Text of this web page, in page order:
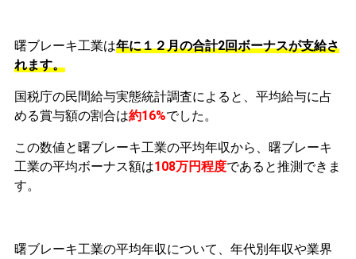
曙ブレーキ工業は年に１２月の合計2回ボーナスが支給さ
れます。
国税庁の民間給与実態統計調査によると、平均給与に占
める賞与額の割合は約16%でした。
この数値と曙ブレーキ工業の平均年収から、曙ブレーキ
工業の平均ボーナス額は108万円程度であると推測できま
す。
曙ブレーキ工業の平均年収について、年代別年収や業界